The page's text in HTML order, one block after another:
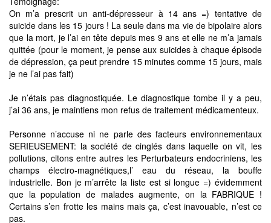
On m’a prescrit un anti-dépresseur à 14 ans =) tentative de
suicide dans les 15 jours ! La seule dans ma vie de bipolaire alors
que la mort, je l’ai en tête depuis mes 9 ans et elle ne m’a jamais
quittée (pour le moment, je pense aux suicides à chaque épisode
de dépression, ça peut prendre 15 minutes comme 15 jours, mais
je ne l’ai pas fait)
Je n’étais pas diagnostiquée. Le diagnostique tombe il y a peu,
j’ai 36 ans, je maintiens mon refus de traitement médicamenteux.
Personne n’accuse ni ne parle des facteurs environnementaux
SERIEUSEMENT: la société de cinglés dans laquelle on vit, les
pollutions, citons entre autres les Perturbateurs endocriniens, les
champs électro-magnétiques,l’ eau du réseau, la bouffe
industrielle. Bon je m’arrête la liste est si longue =) évidemment
que la population de malades augmente, on la FABRIQUE !
Certains s’en frotte les mains mais ça, c’est inavouable, n’est ce
pas.